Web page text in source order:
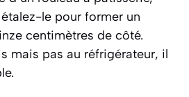
le pour former un
centimètres de côté.
mais pas au réfrigérateur, il